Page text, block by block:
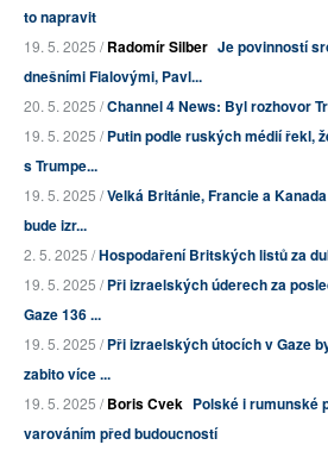
to napravit
19. 5. 2025 /Radomír Silber Je povinností
dnešními Fialovými, Pavl...
20. 5. 2025 /Channel 4 News: Byl rozhovor
19. 5. 2025 /Putin podle ruských médií řekl,
s Trumpe...
19. 5. 2025 /Velká Británie, Francie a
bude izr...
2. 5. 2025 /Hospodaření Britských listů za
19. 5. 2025 /Při izraelských úderech za
Gaze 136 ...
19. 5. 2025 /Při izraelských útocích v Gaze
zabito více ...
19. 5. 2025 /Boris Cvek Polské i rumunské
varováním před budoucností